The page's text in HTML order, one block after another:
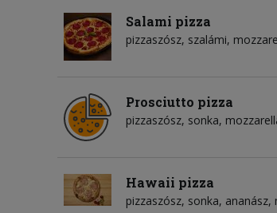
Salami pizza
pizzaszósz szalámi
Prosciutto pizza
pizzaszósz sonka
Hawaii pizza
pizzaszósz sonka ananász